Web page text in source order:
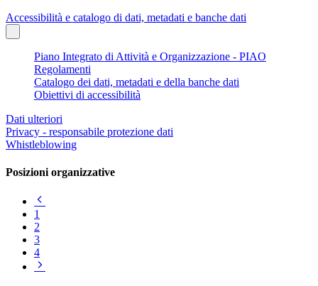
Accessibilità e catalogo di dati, metadati e banche dati
Piano Integrato di Attività e Organizzazione - PIAO
Regolamenti
Catalogo dei dati, metadati e della banche dati
Obiettivi di accessibilità
Dati ulteriori
Privacy - responsabile protezione dati
Whistleblowing
Posizioni organizzative
1
2
3
4